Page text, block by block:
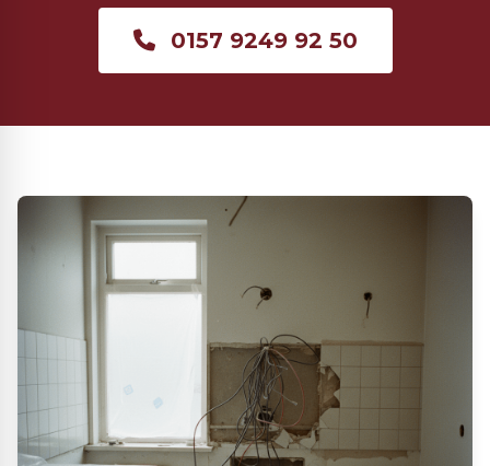
0157 9249 92 50